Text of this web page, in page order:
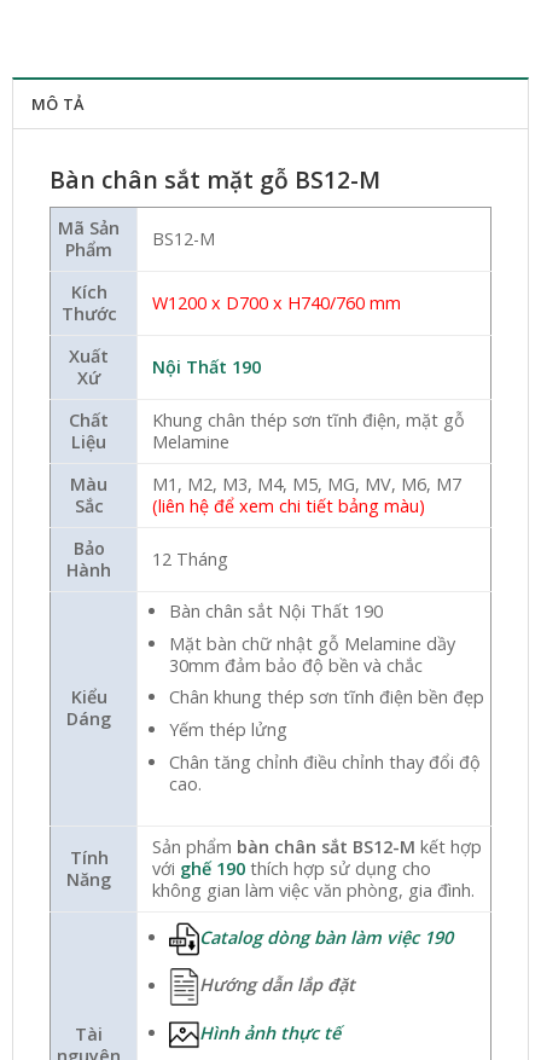
MÔ TẢ
Bàn chân sắt mặt gỗ BS12-M
Mã Sản
Phẩm
BS12-M
Kích
Thước
W1200 x D700 x H740/760 mm
Xuất
Xứ
Nội Thất 190
Chất
Liệu
Khung chân thép sơn tĩnh điện, mặt gỗ
Melamine
Màu
Sắc
M1, M2, M3, M4, M5, MG, MV, M6, M7
(liên hệ để xem chi tiết bảng màu)
Bảo
Hành
12 Tháng
Kiểu
Dáng
Bàn chân sắt Nội Thất 190
Mặt bàn chữ nhật gỗ Melamine dầy
30mm đảm bảo độ bền và chắc
Chân khung thép sơn tĩnh điện bền đẹp
Yếm thép lửng
Chân tăng chỉnh điều chỉnh thay đổi độ
cao.
Tính
Năng
Sản phẩm bàn chân sắt BS12-Mkết hợp
với ghế 190 thích hợp sử dụng cho
không gian làm việc văn phòng, gia đình.
Tài
Catalog dòng bàn làm việc 190
Hướng dẫn lắp đặt
Hình ảnh thực tế